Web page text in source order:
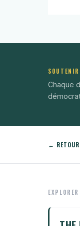
Chaque
← RETOUR